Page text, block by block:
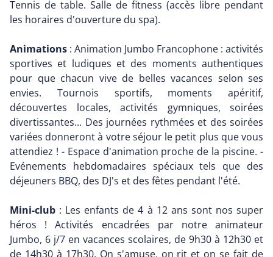
Tennis de table. Salle de fitness (accès libre pendant
les horaires d'ouverture du spa).
Animations : Animation Jumbo Francophone : activités
sportives et ludiques et des moments authentiques
pour que chacun vive de belles vacances selon ses
envies. Tournois sportifs, moments apéritif,
découvertes locales, activités gymniques, soirées
divertissantes... Des journées rythmées et des soirées
variées donneront à votre séjour le petit plus que vous
attendiez ! - Espace d'animation proche de la piscine. -
Evénements hebdomadaires spéciaux tels que des
déjeuners BBQ, des DJ's et des fêtes pendant l'été.
Mini-club : Les enfants de 4 à 12 ans sont nos super
héros ! Activités encadrées par notre animateur
Jumbo, 6 j/7 en vacances scolaires, de 9h30 à 12h30 et
de 14h30 à 17h30. On s'amuse, on rit et on se fait de